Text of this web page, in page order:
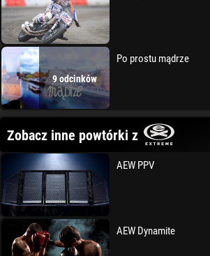
9 odcinków
Po prostu mądrze
Zobacz inne powtórki z
AEW PPV
AEW Dynamite